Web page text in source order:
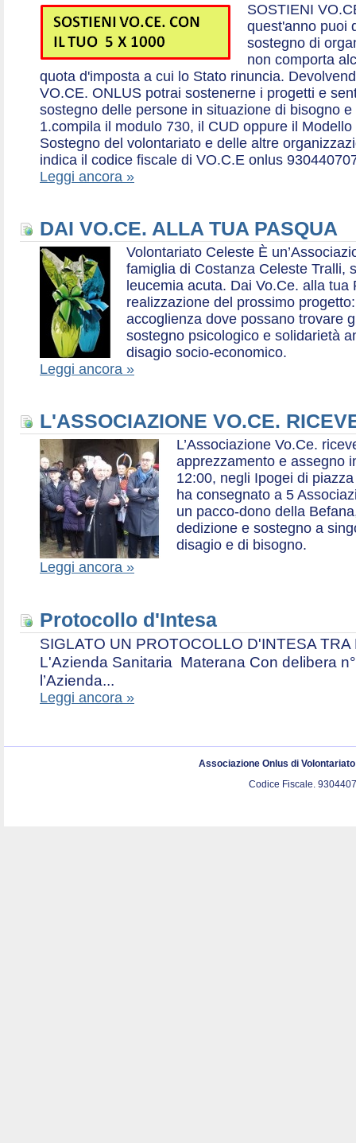
SOSTIENI
quest'anno puoi
sostegno di
non comporta
quota d'imposta a cui lo Stato rinuncia.
VO.CE. ONLUS potrai sostenerne i progetti e
sostegno delle persone in situazione di bisogno
1.compila il modulo 730, il CUD oppure il
Sostegno del volontariato e delle altre
indica il codice fiscale di VO.C.E onlus
Leggi ancora »
DAI VO.CE. ALLA TUA PASQUA
Volontariato Celeste È
famiglia di Costanza Celeste Tralli,
leucemia acuta. Dai Vo.Ce. alla tua
realizzazione del prossimo
accoglienza dove possano trovare
sostegno psicologico e solidarietà
disagio socio-economico.
Leggi ancora »
L'ASSOCIAZIONE VO.CE.
L’Associazione Vo.Ce.
apprezzamento e assegno
12:00, negli Ipogei di
ha consegnato a 5
un pacco-dono della
dedizione e sostegno a
disagio e di bisogno.
Leggi ancora »
Protocollo d'Intesa
SIGLATO UN PROTOCOLLO D'INTESA
L'Azienda Sanitaria Materana Con delibera
l’Azienda...
Leggi ancora »
Associazione Onlus di
Codice Fiscale.